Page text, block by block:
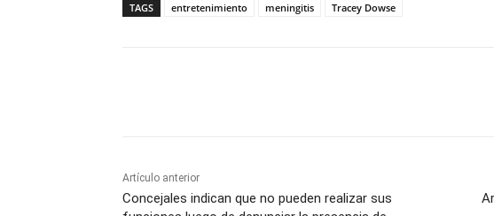
TAGS entretenimiento meningitis Tracey Dowse
Artículo anterior
Concejales indican que no pueden realizar sus